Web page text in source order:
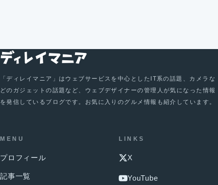
「ディレイマニア」はウェブサービスを中心としたIT系の話題、カメラな
どのガジェットの話題など、ウェブデザイナーの管理人が気になった情報
を発信しているブログです。お気に入りのグルメ情報も紹介しています。
MENU
プロフィール
記事一覧
LINKS
X
YouTube